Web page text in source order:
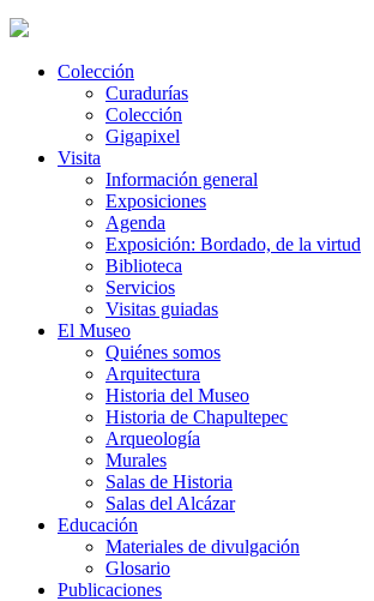
Colección
Curadurías
Colección
Gigapixel
Visita
Información general
Exposiciones
Agenda
Exposición: Bordado, de la virtud
Biblioteca
Servicios
Visitas guiadas
El Museo
Quiénes somos
Arquitectura
Historia del Museo
Historia de Chapultepec
Arqueología
Murales
Salas de Historia
Salas del Alcázar
Educación
Materiales de divulgación
Glosario
Publicaciones